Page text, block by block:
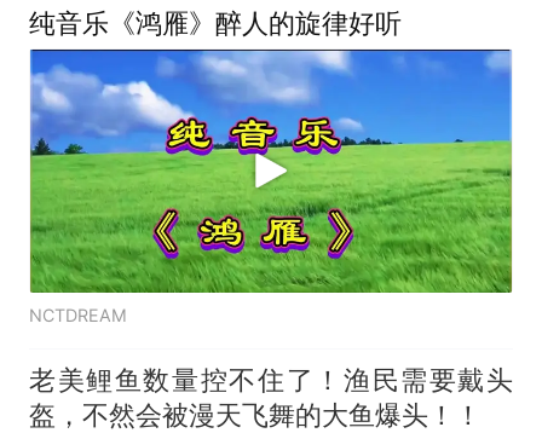
纯音乐《鸿雁》醉人的旋律好听
NCTDREAM
老美鲤鱼数量控不住了！渔民需要戴头
盔，不然会被漫天飞舞的大鱼爆头！！